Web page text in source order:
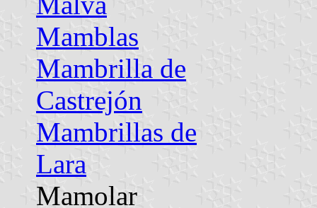
Mamblas
Mambrilla de
Castrejón
Mambrillas de
Lara
Mamolar